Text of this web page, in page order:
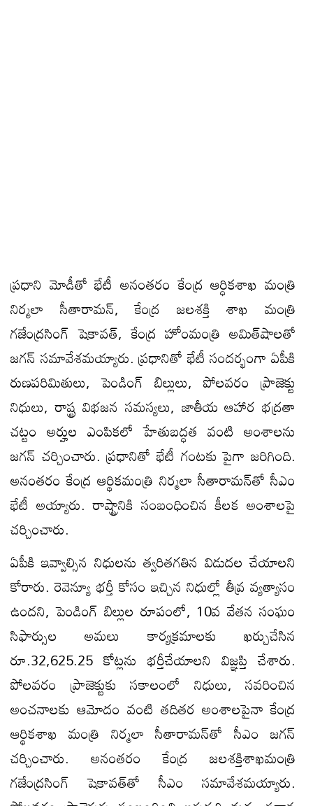
ప్రధాని మోడీతో భేటీ అనంతరం కేంద్ర ఆర్ధికశాఖ మంత్రి
నిర్మలా సీతారామన్, కేంద్ర జలశక్తి శాఖ మంత్రి
గజేంద్రసింగ్ షెకావత్‌, కేంద్ర హోంమంత్రి అమిత్‌షాలతో
జగన్ సమావేశమయ్యారు. ప్రధానితో భేటీ సందర్భంగా ఏపీకి
రుణపరిమితులు, పెండింగ్ బిల్లులు, పోలవరం ప్రాజెక్టు
నిధులు, రాష్ట్ర విభజన సమస్యలు, జాతీయ ఆహార భద్రతా
చట్టం అర్హుల ఎంపికలో హేతుబద్ధత వంటి అంశాలను
జగన్ చర్చించారు. ప్రధానితో భేటీ గంటకు పైగా జరిగింది.
అనంతరం కేంద్ర ఆర్థికమంత్రి నిర్మలా సీతారామన్‌తో సీఎం
భేటీ అయ్యారు. రాష్ట్రానికి సంబంధించిన కీలక అంశాలపై
చర్చించారు.
ఏపీకి ఇవ్వాల్సిన నిధులను త్వరితగతిన విడుదల చేయాలని
కోరారు. రెవెన్యూ భర్తీ కోసం ఇచ్చిన నిధుల్లో తీవ్ర వ్యత్యాసం
ఉందని, పెండింగ్‌ బిల్లుల రూపంలో, 10వ వేతన సంఘం
సిఫార్సుల అమలు కార్యక్రమాలకు ఖర్చుచేసిన
రూ.32,625.25 కోట్లను భర్తీచేయాలని విజ్ఞప్తి చేశారు.
పోలవరం ప్రాజెక్టుకు సకాలంలో నిధులు, సవరించిన
అంచనాలకు ఆమోదం వంటి తదితర అంశాలపైనా కేంద్ర
ఆర్థికశాఖ మంత్రి నిర్మలా సీతారామన్‌తో సీఎం జగన్
చర్చించారు. అనంతరం కేంద్ర జలశక్తిశాఖమంత్రి
గజేంద్రసింగ్‌ షెకావత్‌తో సీఎం సమావేశమయ్యారు.